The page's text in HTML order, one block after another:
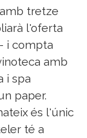
tretze
l'oferta
i compta
amb
i spa
paper.
és l'únic
té a